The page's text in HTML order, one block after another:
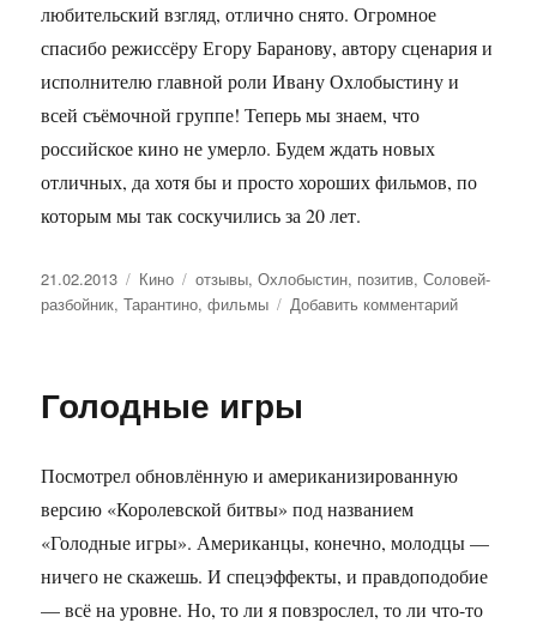
любительский взгляд, отлично снято. Огромное
спасибо режиссёру Егору Баранову, автору сценария и
исполнителю главной роли Ивану Охлобыстину и
всей съёмочной группе! Теперь мы знаем, что
российское кино не умерло. Будем ждать новых
отличных, да хотя бы и просто хороших фильмов, по
которым мы так соскучились за 20 лет.
Опубликовано
21.02.2013 Рубрики
Кино Метки
отзывы,Охлобыстин, позитив,Соловей-
разбойник,Тарантино,фильмы Добавить комментарий
Голодные игры
Посмотрел обновлённую и американизированную
версию «Королевской битвы» под названием
«Голодные игры». Американцы, конечно, молодцы —
ничего не скажешь. И спецэффекты, и правдоподобие
— всё на уровне. Но, то ли я повзрослел, то ли что-то